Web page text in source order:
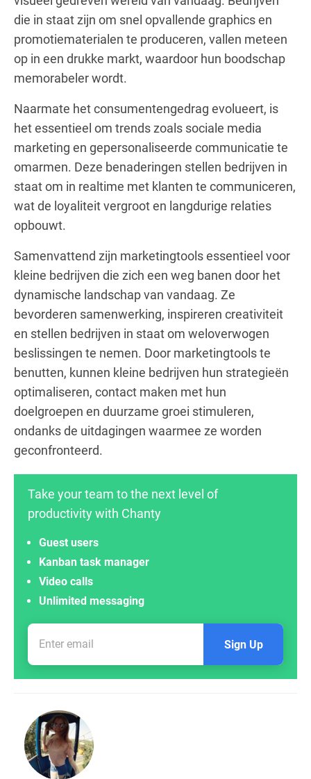
die in staat zijn om snel opvallende graphics en
promotiematerialen te produceren, vallen meteen
op in een drukke markt, waardoor hun boodschap
memorabeler wordt.
Naarmate het consumentengedrag evolueert, is
het essentieel om trends zoals sociale media
marketing en gepersonaliseerde communicatie te
omarmen. Deze benaderingen stellen bedrijven in
staat om in realtime met klanten te communiceren,
wat de loyaliteit vergroot en langdurige relaties
opbouwt.
Samenvattend zijn marketingtools essentieel voor
kleine bedrijven die zich een weg banen door het
dynamische landschap van vandaag. Ze
bevorderen samenwerking, inspireren creativiteit
en stellen bedrijven in staat om weloverwogen
beslissingen te nemen. Door marketingtools te
benutten, kunnen kleine bedrijven hun strategieën
optimaliseren, contact maken met hun
doelgroepen en duurzame groei stimuleren,
ondanks de uitdagingen waarmee ze worden
geconfronteerd.
Take your team to the next level of
productivity with Chanty
Unlimited messaging
Video calls
Kanban task manager
Guest users
Sign Up